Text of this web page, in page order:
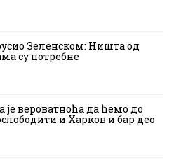
Зеленском: Ништа од
су потребне
је вероватноћа да ћемо до
и Харков и бар део